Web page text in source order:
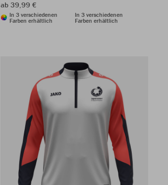
ab 39,99 €
In 3 verschiedenen
Farben erhältlich
In 3 verschiedenen
Farben erhältlich